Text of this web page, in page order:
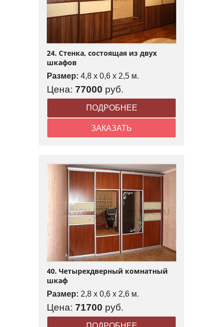
24. Стенка, состоящая из двух
шкафов
Размер: 4,8 x 0,6 x 2,5 м.
Цена: 77000 руб.
ПОДРОБНЕЕ
ЗАКАЗАТЬ
40. Четырехдверный комнатный
шкаф
Размер: 2,8 x 0,6 x 2,6 м.
Цена: 71700 руб.